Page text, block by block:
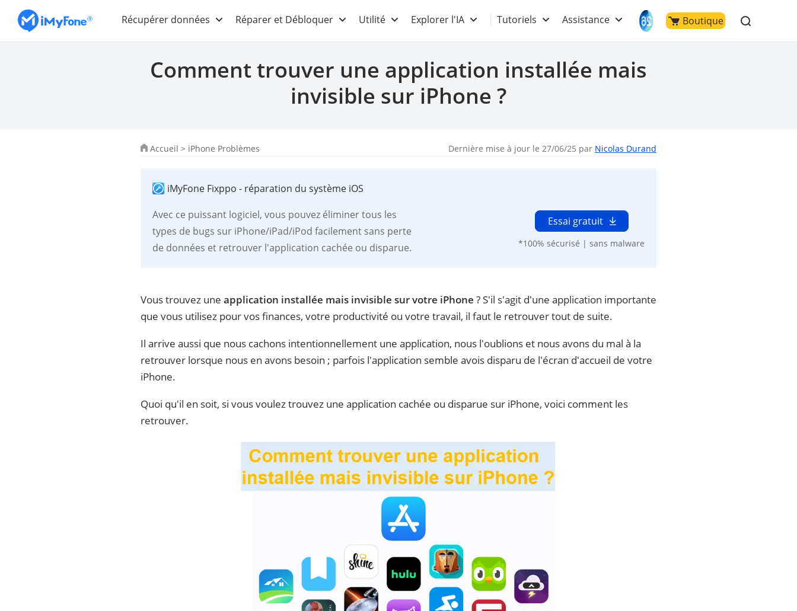
Récupérer données Réparer et Débloquer Utilité Explorer l'IA Tutoriels Assistance Boutique
Comment trouver une application installée mais
invisible sur iPhone ?
Accueil > iPhone Problèmes Dernière mise à jour le 27/06/25 par Nicolas Durand
iMyFone Fixppo - réparation du système iOS
Avec ce puissant logiciel, vous pouvez éliminer tous les
types de bugs sur iPhone/iPad/iPod facilement sans perte
de données et retrouver l'application cachée ou disparue.
Essai gratuit
*100% sécurisé | sans malware
Vous trouvez une application installée mais invisible sur votre iPhone ? S'il s'agit d'une application importante
que vous utilisez pour vos finances, votre productivité ou votre travail, il faut le retrouver tout de suite.
Il arrive aussi que nous cachons intentionnellement une application, nous l'oublions et nous avons du mal à la
retrouver lorsque nous en avons besoin ; parfois l'application semble avois disparu de l'écran d'accueil de votre
iPhone.
Quoi qu'il en soit, si vous voulez trouvez une application cachée ou disparue sur iPhone, voici comment les
retrouver.